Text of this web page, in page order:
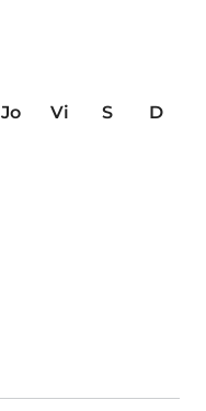
Jo Vi S
D